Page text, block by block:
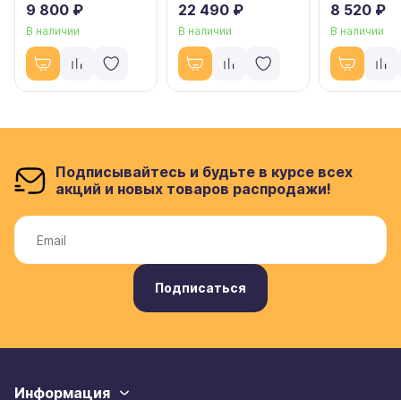
9 800 ₽
В наличии
22 490 ₽
В наличии
8 520 ₽
В наличии
Подписывайтесь и будьте в курсе всех
акций и новых товаров распродажи!
Подписаться
Информация